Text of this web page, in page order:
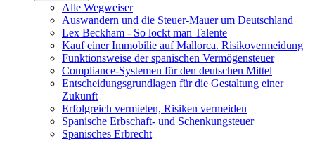
Alle Wegweiser
Auswandern und die Steuer-Mauer um Deutschland
Lex Beckham - So lockt man Talente
Kauf einer Immobilie auf Mallorca. Risikovermeidung
Funktionsweise der spanischen Vermögensteuer
Compliance-Systemen für den deutschen Mittel
Entscheidungsgrundlagen für die Gestaltung einer
Zukunft
Erfolgreich vermieten, Risiken vermeiden
Spanische Erbschaft- und Schenkungsteuer
Spanisches Erbrecht